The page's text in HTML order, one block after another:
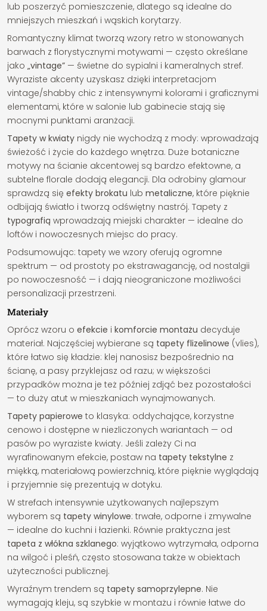
lub poszerzyć pomieszczenie, dlatego są idealne do
mniejszych mieszkań i wąskich korytarzy.
Romantyczny klimat tworzą wzory retro w stonowanych
barwach z florystycznymi motywami — często określane
jako „vintage” — świetne do sypialni i kameralnych stref.
Wyraziste akcenty uzyskasz dzięki interpretacjom
vintage/shabby chic z intensywnymi kolorami i graficznymi
elementami, które w salonie lub gabinecie stają się
mocnymi punktami aranżacji.
Tapety w kwiaty nigdy nie wychodzą z mody: wprowadzają
świeżość i życie do każdego wnętrza. Duże botaniczne
motywy na ścianie akcentowej są bardzo efektowne, a
subtelne florale dodają elegancji. Dla odrobiny glamour
sprawdzą się efekty brokatu lub metaliczne, które pięknie
odbijają światło i tworzą odświętny nastrój. Tapety z
typografią wprowadzają miejski charakter — idealne do
loftów i nowoczesnych miejsc do pracy.
Podsumowując: tapety we wzory oferują ogromne
spektrum — od prostoty po ekstrawagancję, od nostalgii
po nowoczesność — i dają nieograniczone możliwości
personalizacji przestrzeni.
Materiały
Oprócz wzoru o efekcie i komforcie montażu decyduje
materiał. Najczęściej wybierane są tapety flizelinowe (vlies),
które łatwo się kładzie: klej nanosisz bezpośrednio na
ścianę, a pasy przyklejasz od razu; w większości
przypadków można je też później zdjąć bez pozostałości
— to duży atut w mieszkaniach wynajmowanych.
Tapety papierowe to klasyka: oddychające, korzystne
cenowo i dostępne w niezliczonych wariantach — od
pasów po wyraziste kwiaty. Jeśli zależy Ci na
wyrafinowanym efekcie, postaw na tapety tekstylne z
miękką, materiałową powierzchnią, które pięknie wyglądają
i przyjemnie się prezentują w dotyku.
W strefach intensywnie użytkowanych najlepszym
wyborem są tapety winylowe: trwałe, odporne i zmywalne
— idealne do kuchni i łazienki. Równie praktyczna jest
tapeta z włókna szklanego: wyjątkowo wytrzymała, odporna
na wilgoć i pleśń, często stosowana także w obiektach
użyteczności publicznej.
Wyraźnym trendem są tapety samoprzylepne. Nie
wymagają kleju, są szybkie w montażu i równie łatwe do